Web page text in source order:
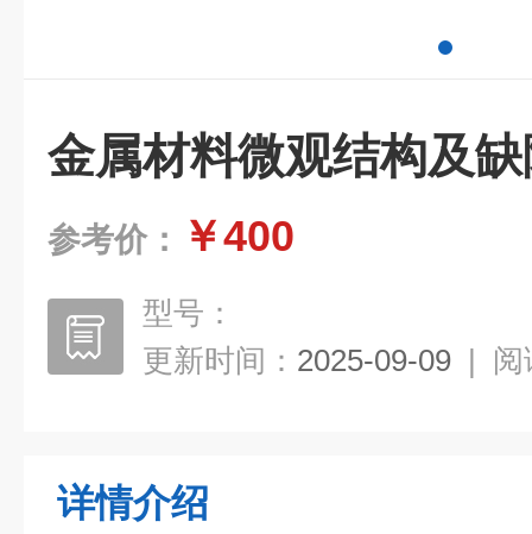
金属材料微观结构及
参考价： ￥400
型号：
更新时间： 2025-09-09 | 阅
详情介绍